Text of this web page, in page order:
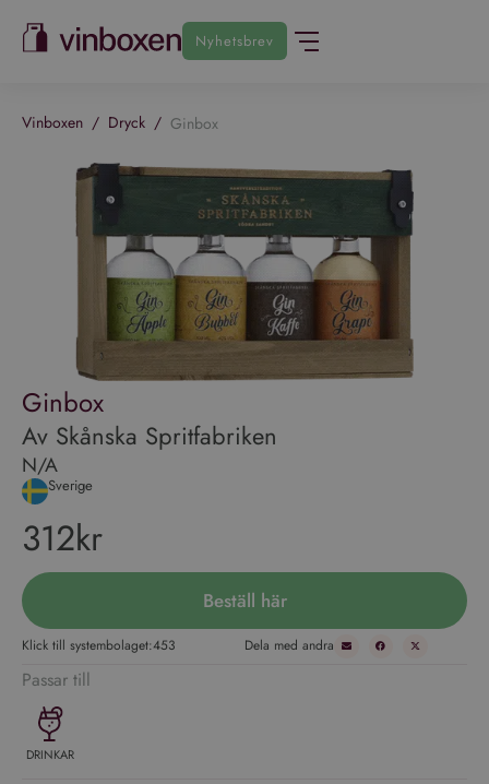
Nyhetsbrev
Vinboxen / Dryck / Ginbox
Ginbox
Av Skånska Spritfabriken
N/A
Sverige
312kr
Beställ här
Klick till systembolaget:453 Dela med andra
Passar till
DRINKAR